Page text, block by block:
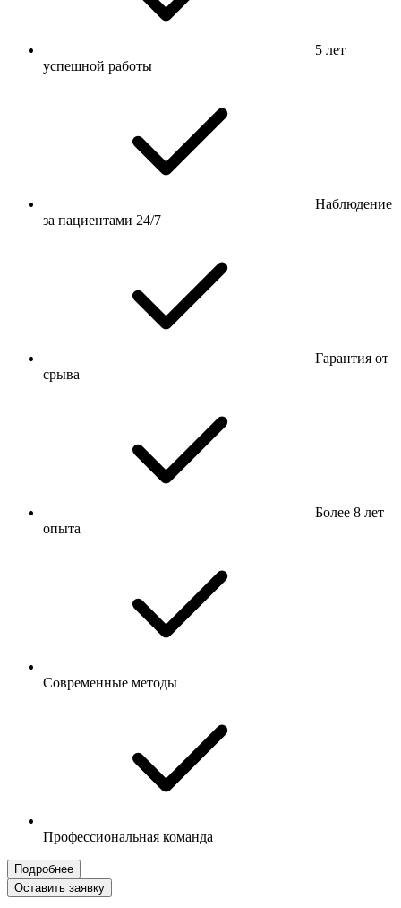
5 лет
успешной работы
Наблюдение
за пациентами 24/7
Гарантия от
срыва
Более 8 лет
опыта
Современные методы
Профессиональная команда
Подробнее
Оставить заявку